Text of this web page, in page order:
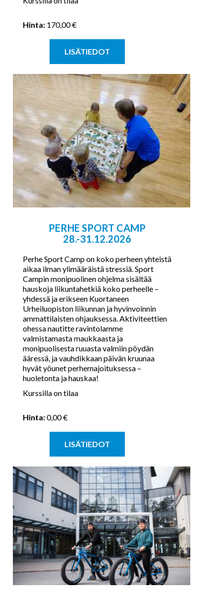
Hinta: 170,00 €
LISÄTIEDOT
PERHE SPORT CAMP
28.-31.12.2026
Perhe Sport Camp on koko perheen yhteistä
aikaa ilman ylimääräistä stressiä. Sport
Campin monipuolinen ohjelma sisältää
hauskoja liikuntahetkiä koko perheelle –
yhdessä ja erikseen Kuortaneen
Urheiluopiston liikunnan ja hyvinvoinnin
ammattilaisten ohjauksessa. Aktiviteettien
ohessa nautitte ravintolamme
valmistamasta maukkaasta ja
monipuolisesta ruuasta valmiin pöydän
ääressä, ja vauhdikkaan päivän kruunaa
hyvät yöunet perhemajoituksessa –
huoletonta ja hauskaa!​
Kurssilla on tilaa
Hinta:0,00 €
LISÄTIEDOT